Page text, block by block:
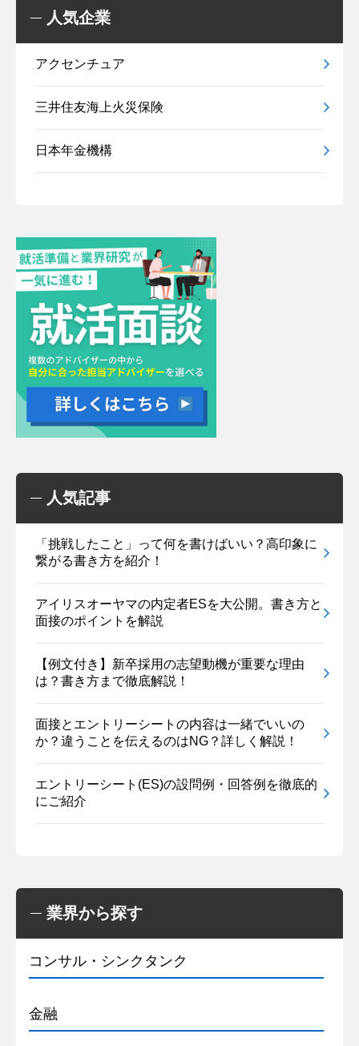
人気企業
アクセンチュア
三井住友海上火災保険
日本年金機構
人気記事
「挑戦したこと」って何を書けばいい？高印象に
繋がる書き方を紹介！
アイリスオーヤマの内定者ESを大公開。書き方と
面接のポイントを解説
【例文付き】新卒採用の志望動機が重要な理由
は？書き方まで徹底解説！
面接とエントリーシートの内容は一緒でいいの
か？違うことを伝えるのはNG？詳しく解説！
エントリーシート(ES)の設問例・回答例を徹底的
にご紹介
業界から探す
コンサル・シンクタンク
金融